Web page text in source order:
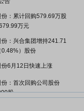
份：累计回购579.69万股
万元
份：兴合集团增持241.71
0.48%）股份
份6月12日快速上涨
份：首次回购公司股份
股